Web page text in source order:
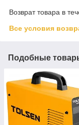
Возврат товара в
Все условия
Подобные